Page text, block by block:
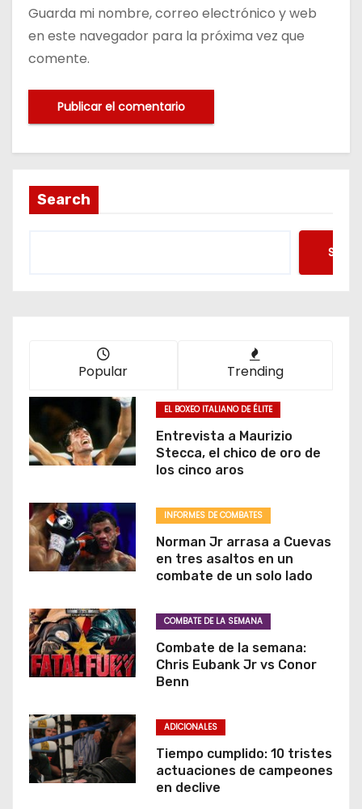
Guarda mi nombre, correo electrónico y web
en este navegador para la próxima vez que
comente.
Search
Popular Trending
EL BOXEO ITALIANO DE ÉLITE
Entrevista a Maurizio
Stecca, el chico de oro de
los cinco aros
INFORMES DE COMBATES
Norman Jr arrasa a Cuevas
en tres asaltos en un
combate de un solo lado
COMBATE DE LA SEMANA
Combate de la semana:
Chris Eubank Jr vs Conor
Benn
ADICIONALES
Tiempo cumplido: 10 tristes
actuaciones de campeones
en declive